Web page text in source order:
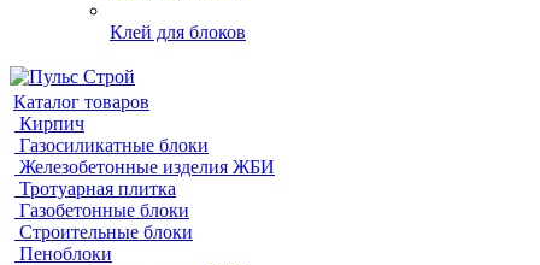
Клей для блоков
Каталог товаров
Кирпич
Газосиликатные блоки
Железобетонные изделия ЖБИ
Тротуарная плитка
Газобетонные блоки
Строительные блоки
Пеноблоки